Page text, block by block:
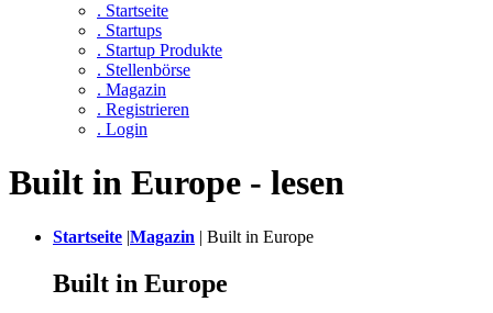
. Startseite
. Startups
. Startup Produkte
. Stellenbörse
. Magazin
. Registrieren
. Login
Built in Europe - lesen
Startseite |Magazin | Built in Europe
Built in Europe